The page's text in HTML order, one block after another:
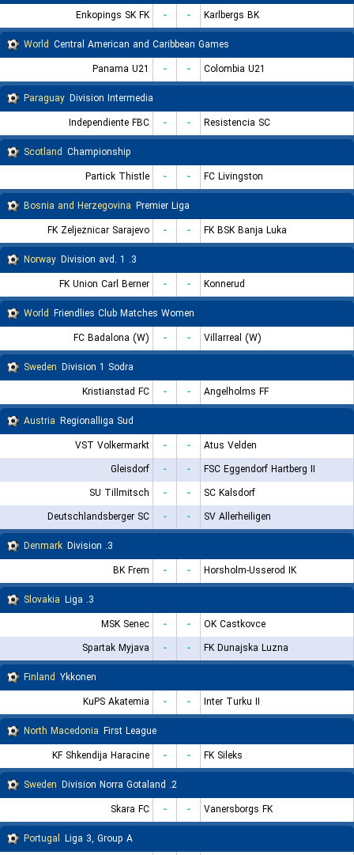
Enkopings SK FK - -
Karlbergs BK
World Central American and Caribbean Games
Panama U21
- -
Colombia U21
Paraguay Division Intermedia
Independiente FBC
- -
Resistencia SC
Scotland Championship
Partick Thistle
- -
FC Livingston
Bosnia and Herzegovina Premier Liga
FK Zeljeznicar Sarajevo
- -
FK BSK Banja Luka
Norway
3. Division avd. 1
FK Union Carl Berner
- -
Konnerud
World Friendlies Club Matches Women
FC Badalona (W)
- -
Villarreal (W)
Sweden Division 1 Sodra
Kristianstad FC
- -
Angelholms FF
Austria Regionalliga Sud
VST Volkermarkt
- -
Atus Velden
Gleisdorf
- -
FSC Eggendorf Hartberg II
SU Tillmitsch
- -
SC Kalsdorf
Deutschlandsberger SC
- -
SV Allerheiligen
Denmark
3. Division
BK Frem
- -
Horsholm-Usserod IK
Slovakia
3. Liga
MSK Senec
- -
OK Castkovce
Spartak Myjava
- -
FK Dunajska Luzna
Finland Ykkonen
KuPS Akatemia
- -
Inter Turku II
North Macedonia First League
KF Shkendija Haracine
- -
FK Sileks
Sweden
2. Division Norra Gotaland
Skara FC
- -
Vanersborgs FK
Portugal Liga 3, Group A